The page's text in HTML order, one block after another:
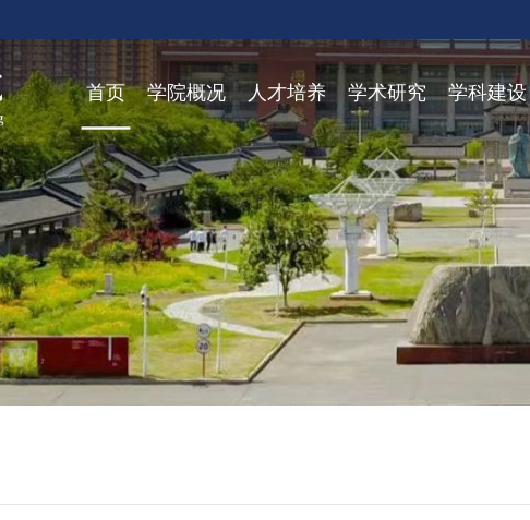
首页 学院概况 人才培养 学术研究 学科建设